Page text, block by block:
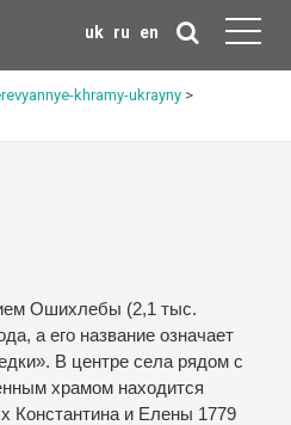
uk ru en
khramy-ukrayny >
Ошихлебы (2,1 тыс.
а его название означает
В центре села рядом с
храмом находится
Константина и Елены 1779